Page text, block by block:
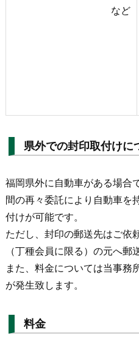
など
県外での封印取付けに
福岡県外に自動車がある場合
間の再々委託により自動車を
付けが可能です。
ただし、封印の郵送先はご依
（丁種会員に限る）の元へ郵
また、料金については当事務
が発生致します。
料金